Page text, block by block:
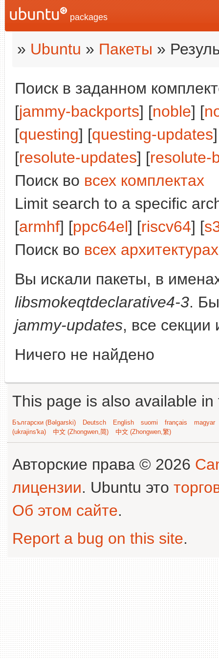
packages
» Ubuntu » Пакеты »
Поиск в заданном
[jammy-backports] [noble] [
[questing] [questing-updates
[resolute-updates] [resolute-
Поиск во всех комплектах
Limit search to a specific
[armhf] [ppc64el] [riscv64] [
Поиск во всех архитектурах
Вы искали пакеты, в
libsmokeqtdeclarative4-3.
jammy-updates, все
Ничего не найдено
This page is also available
Български (Bəlgarski) Deutsch English suomi français
magyar
(ukrajins'ka)
中文 (Zhongwen,简) 中文 (Zhongwen,繁)
Авторские права © 2026
лицензии. Ubuntu это
Об этом сайте.
Report a bug on this site.